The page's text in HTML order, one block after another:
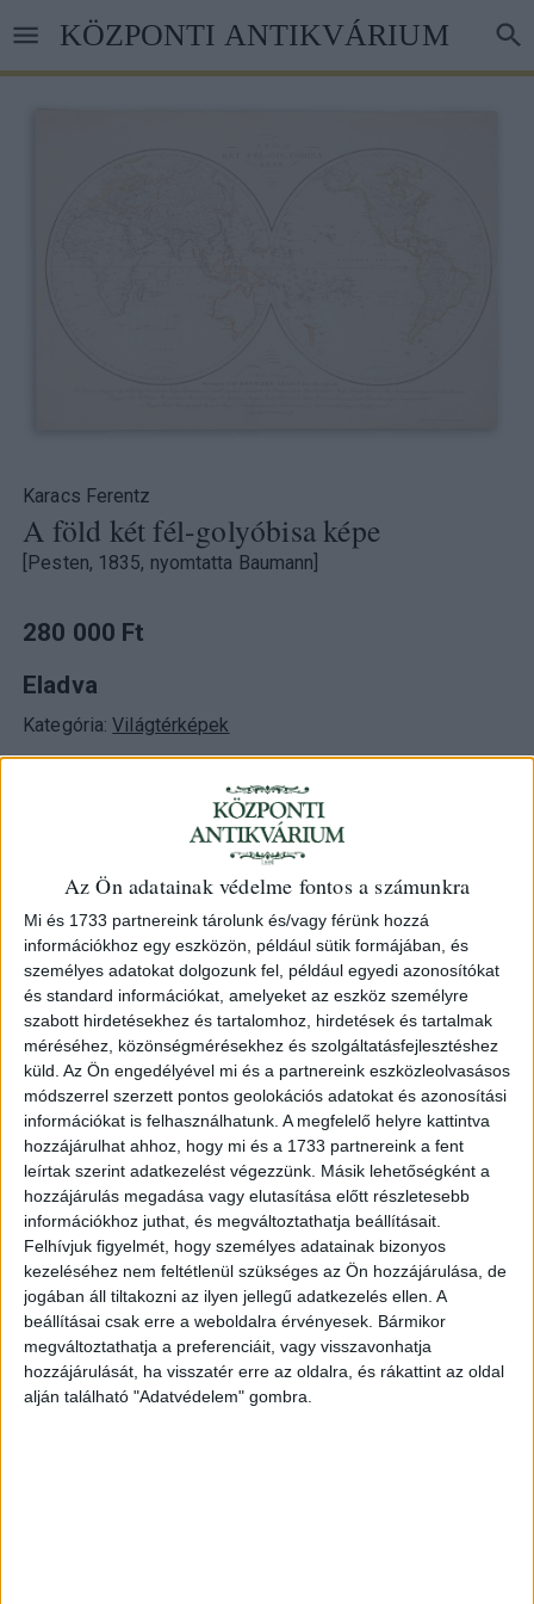
Az Ön adatainak védelme fontos a számunkra
Mi és 1733 partnereink tárolunk és/vagy férünk hozzá
információkhoz egy eszközön, például sütik formájában, és
személyes adatokat dolgozunk fel, például egyedi azonosítókat
és standard információkat, amelyeket az eszköz személyre
szabott hirdetésekhez és tartalomhoz, hirdetések és tartalmak
méréséhez, közönségmérésekhez és szolgáltatásfejlesztéshez
küld. Az Ön engedélyével mi és a partnereink eszközleolvasásos
módszerrel szerzett pontos geolokációs adatokat és azonosítási
információkat is felhasználhatunk. A megfelelő helyre kattintva
hozzájárulhat ahhoz, hogy mi és a 1733 partnereink a fent
leírtak szerint adatkezelést végezzünk. Másik lehetőségként a
hozzájárulás megadása vagy elutasítása előtt részletesebb
információkhoz juthat, és megváltoztathatja beállításait.
Felhívjuk figyelmét, hogy személyes adatainak bizonyos
kezeléséhez nem feltétlenül szükséges az Ön hozzájárulása, de
jogában áll tiltakozni az ilyen jellegű adatkezelés ellen. A
beállításai csak erre a weboldalra érvényesek. Bármikor
megváltoztathatja a preferenciáit, vagy visszavonhatja
hozzájárulását, ha visszatér erre az oldalra, és rákattint az oldal
alján található "Adatvédelem" gombra.
tartalomra
KÖZPONTI ANTIKVÁRIUM
Karacs Ferentz
A föld két fél-golyóbisa képe
[Pesten, 1835, nyomtatta Baumann]
280 000 Ft
Eladva
Kategória:Világtérképek
Határszínezett rézmetszet.
Megjelent: "Európa Magyar Atlasa a’ legújabb politikai,
geographiai és statistikai hiteles adatok szerint . . .
nemzeti magyar nyelven XXI. Táblában legelőször kiadta
és rézbe véste Karacs Ferentz Pesten, nyomtatta
Baumann." Jelezve jobbra lent: Karacs Ferentz a kiadó és
metsző 1835.
Tételünk ennek az első darabja és első megjelenése.
A későbbi lenyomatok lapjain az ajánlás és a ,,Karacs
Ferentz a’ Kiadó és metsző” szöveg az évszámmal
együtt elmaradt. Helyette némely lapon új szöveg áll:
Baumann nyomtatta Pesten, nyomt. Baumann Pesten.
Karacs Ferenc (1770-1838) korának kiváló
térképmetszője volt, aki több mint 100 térkép
készítésében, elsősorban, mint metsző, de jó pár mű